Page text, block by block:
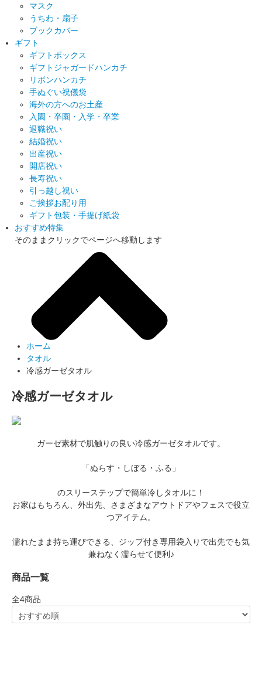
マスク
うちわ・扇子
ブックカバー
ギフト
ギフトボックス
ギフトジャガードハンカチ
リボンハンカチ
手ぬぐい祝儀袋
海外の方へのお土産
入園・卒園・入学・卒業
退職祝い
結婚祝い
出産祝い
開店祝い
長寿祝い
引っ越し祝い
ご挨拶お配り用
ギフト包装・手提げ紙袋
おすすめ特集
そのままクリックでページへ移動します
ホーム
タオル
冷感ガーゼタオル
冷感ガーゼタオル
ガーゼ素材で肌触りの良い冷感ガーゼタオルです。
「ぬらす・しぼる・ふる」
のスリーステップで簡単冷しタオルに！
お家はもちろん、外出先、さまざまなアウトドアやフェスで役立
つアイテム。
濡れたまま持ち運びできる、ジップ付き専用袋入りで出先でも気
兼ねなく濡らせて便利♪
商品一覧
全4商品